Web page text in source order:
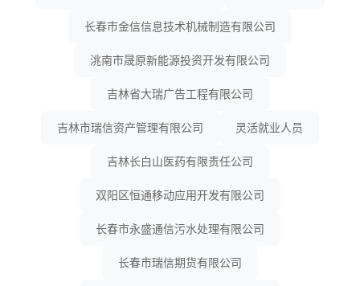
长春市金信信息技术机械制造有限公司
洮南市晟原新能源投资开发有限公司
吉林省大瑞广告工程有限公司
吉林市瑞信资产管理有限公司 灵活就业人员
吉林长白山医药有限责任公司
双阳区恒通移动应用开发有限公司
长春市永盛通信污水处理有限公司
长春市瑞信期货有限公司